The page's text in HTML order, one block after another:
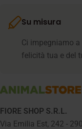
Su misura
Ci impegniamo
felicità tua e del
FIORE SHOP S.R.L.
Via Emilia Est, 242 -